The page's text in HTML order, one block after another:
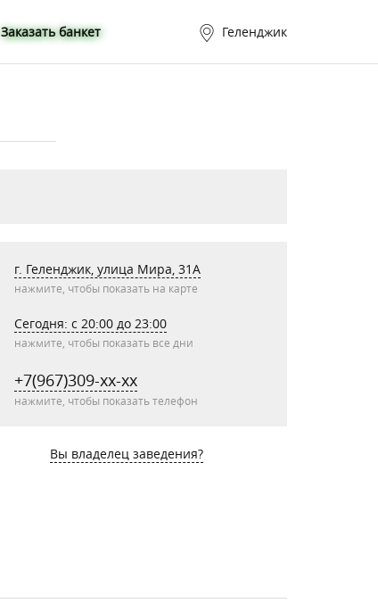
Заказать банкет Геленджик
г. Геленджик, улица Мира, 31А
нажмите, чтобы показать на карте
Сегодня: c 20:00 до 23:00
нажмите, чтобы показать все дни
+7(967)309-xx-xx
нажмите, чтобы показать телефон
Вы владелец заведения?